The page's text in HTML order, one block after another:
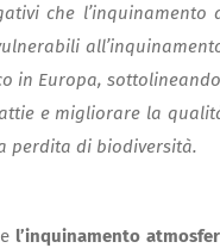
che l’inquinamento
in Europa,
e migliorare la
perdita di biodiversità.
l’inquinamento